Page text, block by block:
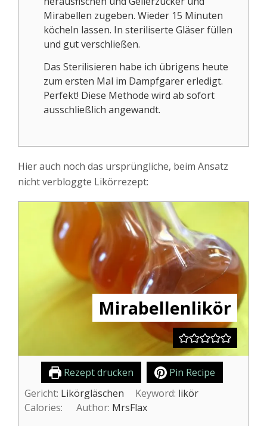
Mirabellen zugeben. Wieder 15 Minuten
köcheln lassen. In steriliserte Gläser füllen
und gut verschließen.
Das Sterilisieren habe ich übrigens heute
zum ersten Mal im Dampfgarer erledigt.
Perfekt! Diese Methode wird ab sofort
ausschließlich angewandt.
Hier auch noch das ursprüngliche, beim Ansatz
nicht verbloggte Likörrezept:
Mirabellenlikör
Rezept drucken
Pin Recipe
Gericht: Likörgläschen Keyword: likör
Calories:
Author: MrsFlax